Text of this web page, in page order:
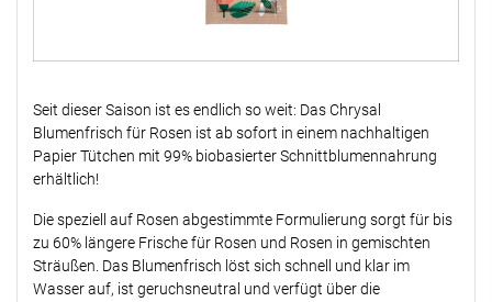
Seit dieser Saison ist es endlich so weit: Das Chrysal
Blumenfrisch für Rosen ist ab sofort in einem nachhaltigen
Papier Tütchen mit 99% biobasierter Schnittblumennahrung
erhältlich!
Die speziell auf Rosen abgestimmte Formulierung sorgt für bis
zu 60% längere Frische für Rosen und Rosen in gemischten
Sträußen. Das Blumenfrisch löst sich schnell und klar im
Wasser auf, ist geruchsneutral und verfügt über die